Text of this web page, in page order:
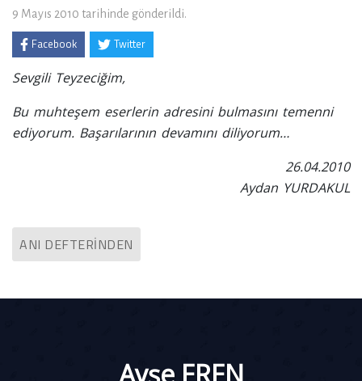
9 Mayıs 2010 tarihinde gönderildi.
Facebook Twitter
Sevgili Teyzeciğim,
Bu muhteşem eserlerin adresini bulmasını temenni
ediyorum. Başarılarının devamını diliyorum…
26.04.2010
Aydan YURDAKUL
ANI DEFTERINDEN
Ayşe EREN